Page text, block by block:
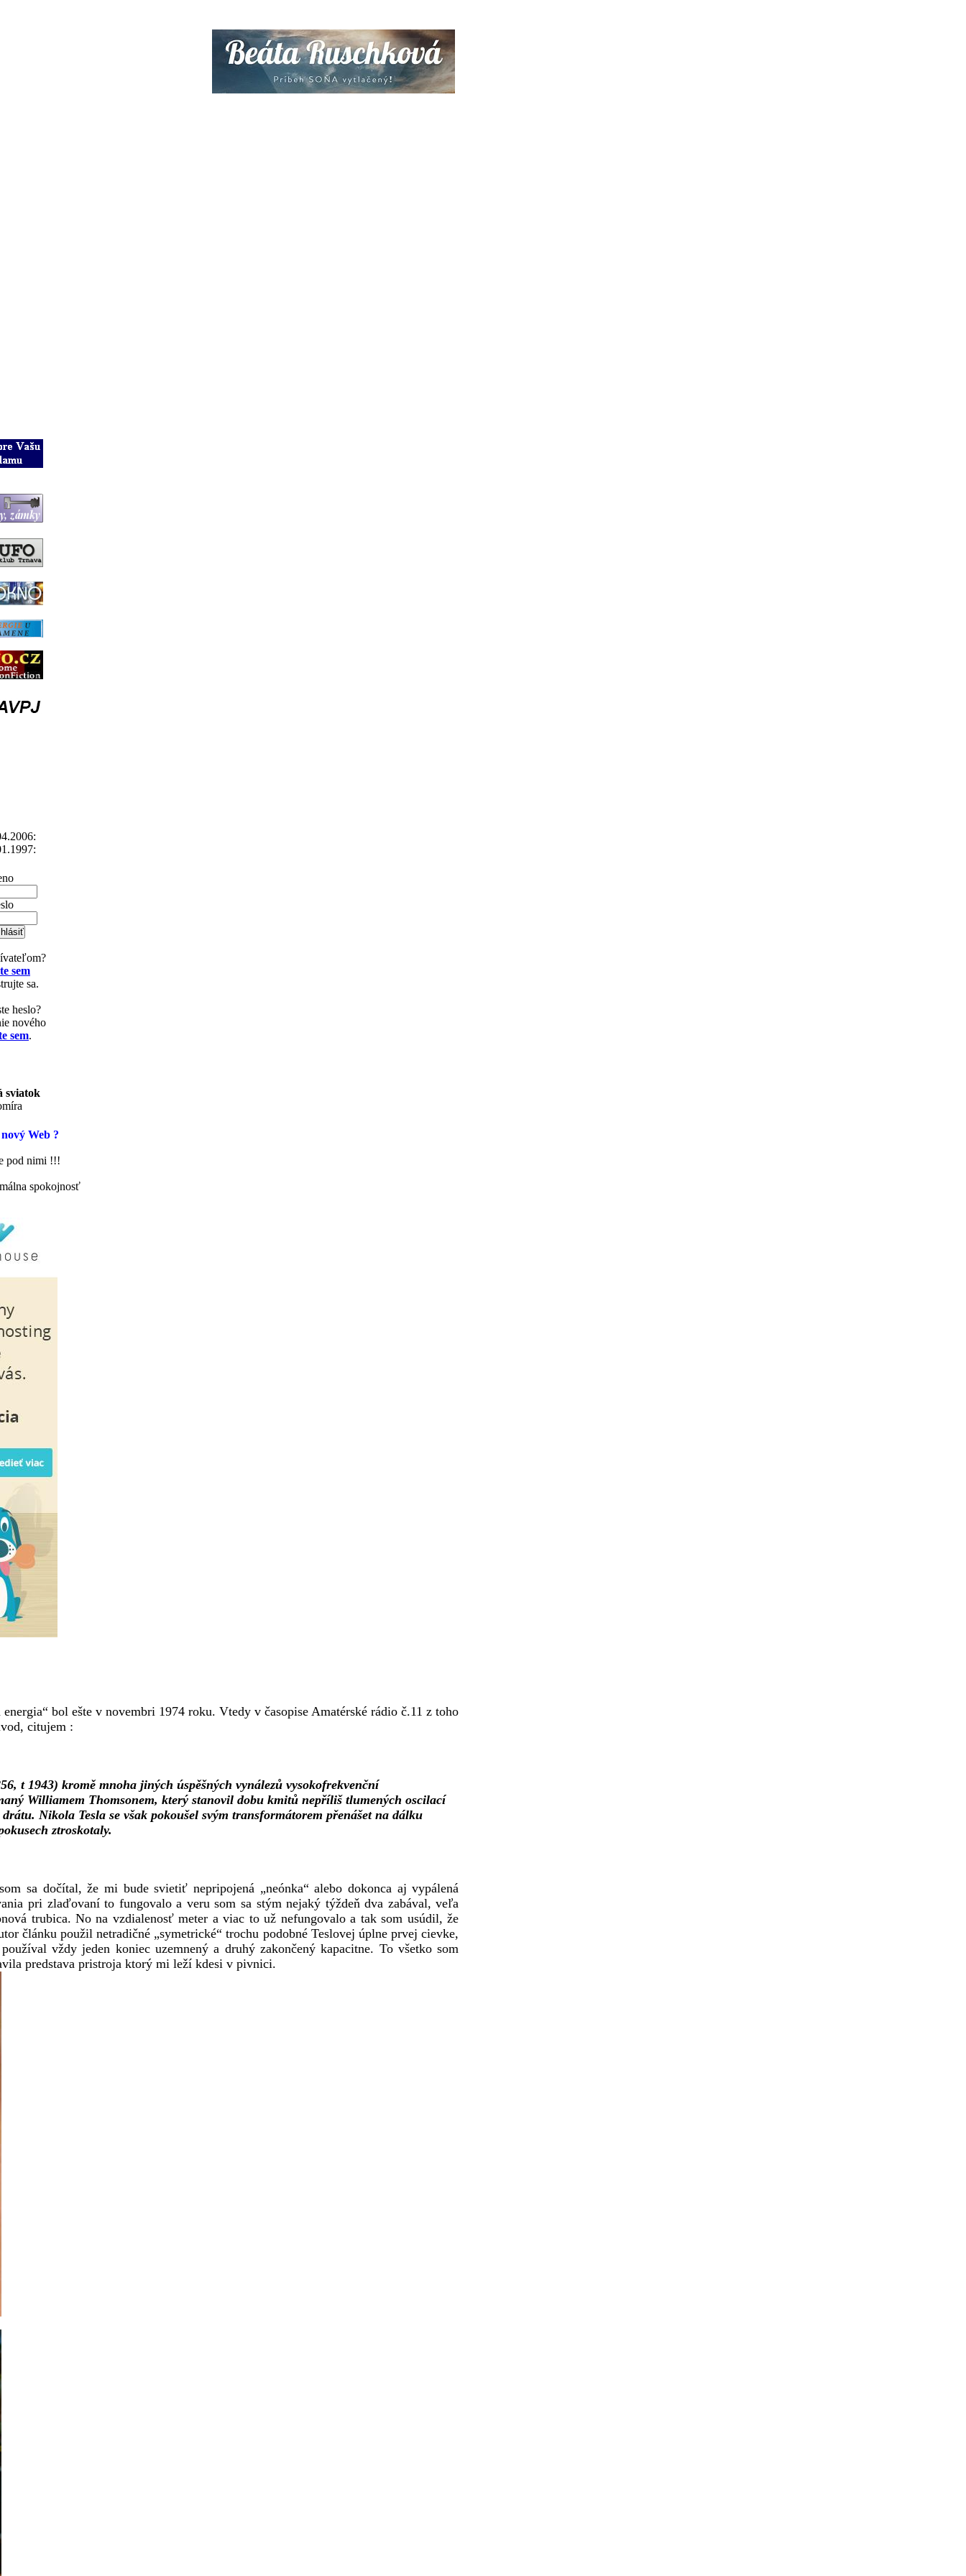
sem
sa.
heslo?
nového
sem.
sviatok
Web ?
pod nimi !!!
spokojnosť
bol ešte v novembri 1974 roku. Vtedy v časopise Amatérské rádio č.11 z toho
citujem :
t 1943) kromě mnoha jiných úspěšných vynálezů vysokofrekvenční
Williamem Thomsonem, který stanovil dobu kmitů nepříliš tlumených oscilací
Nikola Tesla se však pokoušel svým transformátorem přenášet na dálku
ztroskotaly.
sa dočítal, že mi bude svietiť nepripojená „neónka“ alebo dokonca aj vypálená
pri zlaďovaní to fungovalo a veru som sa stým nejaký týždeň dva zabával, veľa
trubica. No na vzdialenosť meter a viac to už nefungovalo a tak som usúdil, že
článku použil netradičné „symetrické“ trochu podobné Teslovej úplne prvej cievke,
vždy jeden koniec uzemnený a druhý zakončený kapacitne. To všetko som
predstava pristroja ktorý mi leží kdesi v pivnici.